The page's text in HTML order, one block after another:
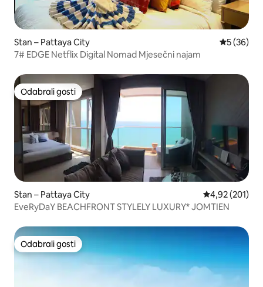
Stan – Pattaya City Prosječna
5 (36)
7# EDGE Netflix Digital Nomad Mjesečni najam
Odabrali gosti
Odabrali gosti
Stan – Pattaya City Prosječna
4,92 (201)
EveRyDaY BEACHFRONT STYLELY LUXURY* JOMTIEN
Odabrali gosti
Odabrali gosti